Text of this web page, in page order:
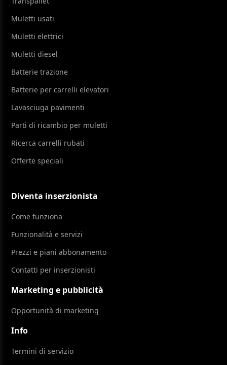
Muletti usati
Muletti elettrici
Muletti diesel
Batterie trazione
Batterie per carrelli elevatori
Lavasciuga pavimenti
Parti di ricambio per muletti
Ricerca carrelli rubati
Offerte speciali
Diventa inserzionista
Come funziona
Funzionalità e servizi
Prezzi e piani abbonamento
Contatti per inserzionisti
Marketing e pubblicità
Opportunità di marketing
Info
Termini di servizio